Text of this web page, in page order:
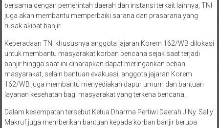
bersama dengan pemerintah daerah dan instansi terkait lainnya, TNI
juga akan membantu memperbaiki sarana dan prasarana yang
rusak akibat banjir.
Keberadaan TNI khususnya anggota jajaran Korem 162/WB dilokasi
untuk membantu masyarakat korban bencana sejak saat terjadi
banjir hingga saat ini diharapkan dapat meringankan beban
masyarakat, selain bantuan evakuasi, anggota jajaran Korem
162/WB juga membantu menyediakan dapur umum dan bantuan
layanan kesehatan bagi masyarakat yang terkena bencana.
Dalam kesempatan tersebut Ketua Dharma Pertiwi Daerah J Ny. Sally
Makruf juga memberikan bantuan kepada korban banjir berupa